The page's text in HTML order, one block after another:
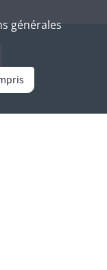
générales